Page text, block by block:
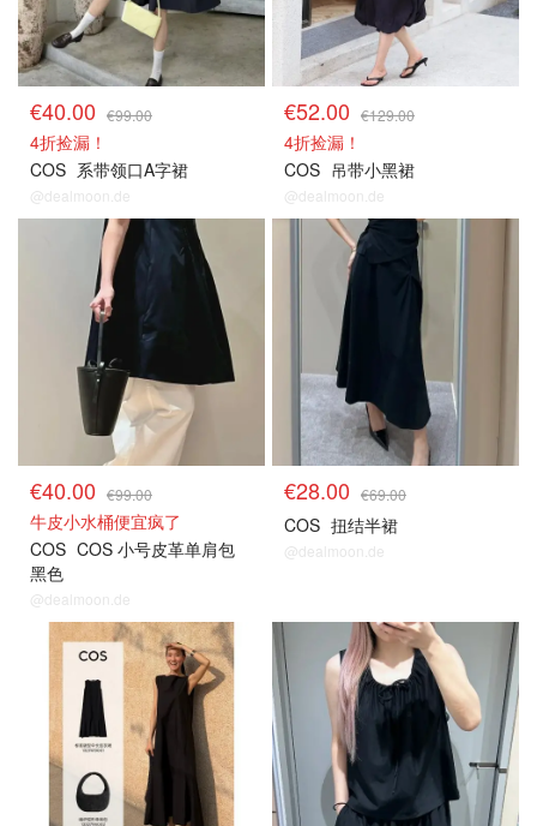
€40.00 €99.00
4折捡漏！
COS 系带领口A字裙
@dealmoon.de
€52.00 €129.00
4折捡漏！
COS 吊带小黑裙
@dealmoon.de
€40.00 €99.00
牛皮小水桶便宜疯了
COS COS 小号皮革单肩包
黑色
@dealmoon.de
€28.00 €69.00
COS 扭结半裙
@dealmoon.de